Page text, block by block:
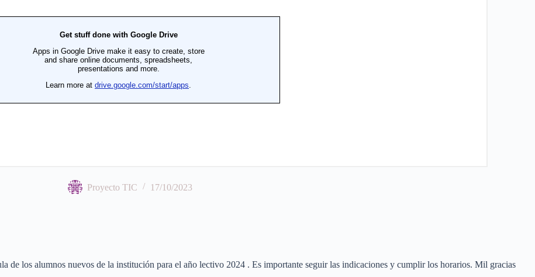
Proyecto TIC 17/10/2023
de los alumnos nuevos de la institución para el año lectivo 2024 . Es importante seguir las indicaciones y cumplir los horarios. Mil gracias